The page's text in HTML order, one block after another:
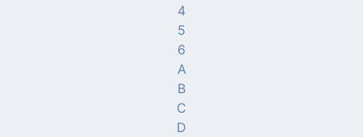
4
5
6
A
B
C
D